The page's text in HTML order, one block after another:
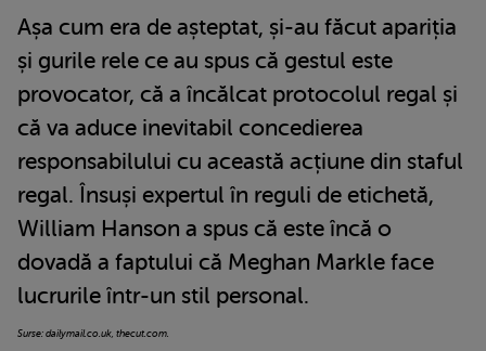
Așa cum era de așteptat, și-au făcut apariția
și gurile rele ce au spus că gestul este
provocator, că a încălcat protocolul regal și
că va aduce inevitabil concedierea
responsabilului cu această acțiune din staful
regal. Însuși expertul în reguli de etichetă,
William Hanson a spus că este încă o
dovadă a faptului că Meghan Markle face
lucrurile într-un stil personal.
Surse: dailymail.co.uk, thecut.com.